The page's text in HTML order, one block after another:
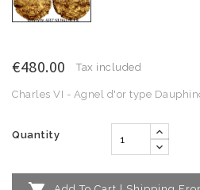
€480.00 Tax included
Charles VI - Agnel d'or type
Quantity